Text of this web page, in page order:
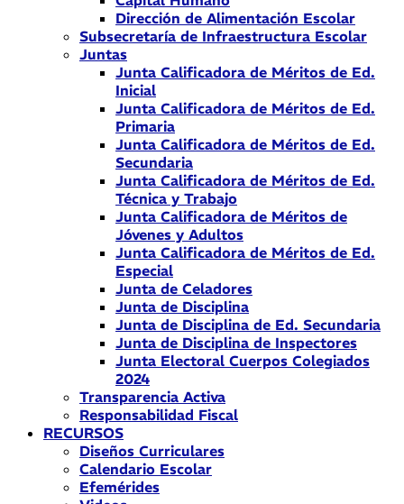
Dirección de Alimentación Escolar
Subsecretaría de Infraestructura Escolar
Juntas
Junta Calificadora de Méritos de Ed.
Inicial
Junta Calificadora de Méritos de Ed.
Primaria
Junta Calificadora de Méritos de Ed.
Secundaria
Junta Calificadora de Méritos de Ed.
Técnica y Trabajo
Junta Calificadora de Méritos de
Jóvenes y Adultos
Junta Calificadora de Méritos de Ed.
Especial
Junta de Celadores
Junta de Disciplina
Junta de Disciplina de Ed. Secundaria
Junta de Disciplina de Inspectores
Junta Electoral Cuerpos Colegiados
2024
Transparencia Activa
Responsabilidad Fiscal
RECURSOS
Diseños Curriculares
Calendario Escolar
Efemérides